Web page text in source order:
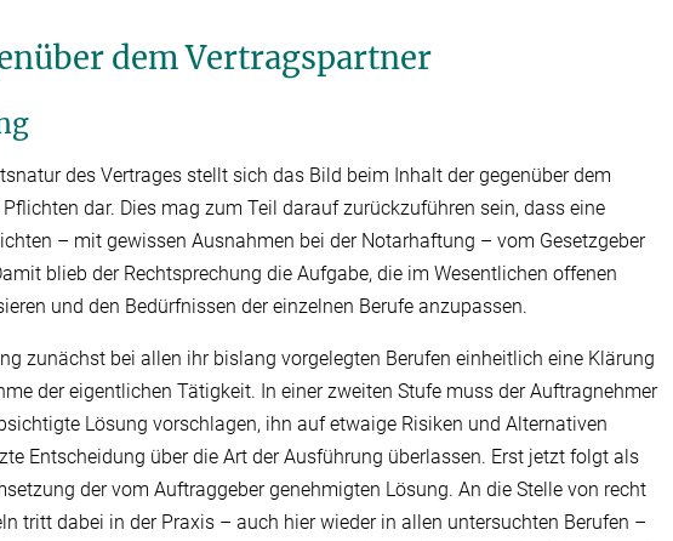
dem Vertragspartner
des Vertrages stellt sich das Bild beim Inhalt der gegenüber dem
dar. Dies mag zum Teil darauf zurückzuführen sein, dass eine
– mit gewissen Ausnahmen bei der Notarhaftung – vom Gesetzgeber
blieb der Rechtsprechung die Aufgabe, die im Wesentlichen offenen
und den Bedürfnissen der einzelnen Berufe anzupassen.
zunächst bei allen ihr bislang vorgelegten Berufen einheitlich eine Klärung
der eigentlichen Tätigkeit. In einer zweiten Stufe muss der Auftragnehmer
Lösung vorschlagen, ihn auf etwaige Risiken und Alternativen
Entscheidung über die Art der Ausführung überlassen. Erst jetzt folgt als
der vom Auftraggeber genehmigten Lösung. An die Stelle von recht
tritt dabei in der Praxis – auch hier wieder in allen untersuchten Berufen –